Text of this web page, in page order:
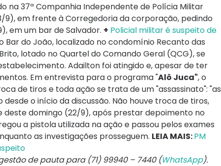
na 37ª Companhia Independente de Polícia Militar
em frente à Corregedoria da corporação, pedindo
em um bar de Salvador. + Policial militar é suspeito de
Bar do João, localizado no condomínio Recanto das
lotado no Quartel do Comando Geral (QCG), se
Adailton foi atingido e, apesar de ter
Em entrevista para o programa "Alô Juca", o
de tiros e toda ação se trata de um "assassinato": "as
o início da discussão. Não houve troca de tiros,
deste domingo (22/9), após prestar depoimento no
a pistola utilizada na ação e passou pelos exames
as investigações prosseguem. LEIA MAIS:PM
de pauta para (71) 99940 – 7440 (WhatsApp).